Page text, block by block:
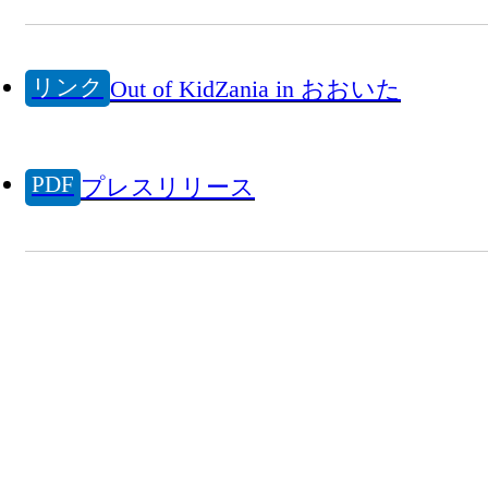
リンク Out of KidZania in おおいた
PDF プレスリリース